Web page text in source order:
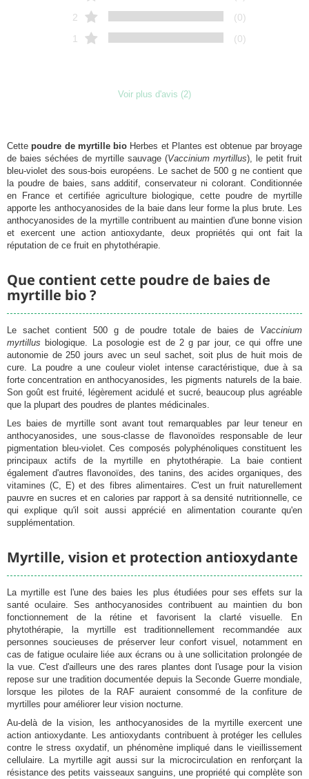
2
(0)
1
(0)
Voir plus d'avis (2)
Chargement
Cettepoudre de myrtille bio Herbes et Plantes est obtenue par broyage
de baies séchées de myrtille sauvage (Vaccinium myrtillus), le petit fruit
bleu-violet des sous-bois européens. Le sachet de 500 g ne contient que
la poudre de baies, sans additif, conservateur ni colorant. Conditionnée
en France et certifiée agriculture biologique, cette poudre de myrtille
apporte les anthocyanosides de la baie dans leur forme la plus brute. Les
anthocyanosides de la myrtille contribuent au maintien d'une bonne vision
et exercent une action antioxydante, deux propriétés qui ont fait la
réputation de ce fruit en phytothérapie.
Que contient cette poudre de baies de
myrtille bio ?
Le sachet contient 500 g de poudre totale de baies de Vaccinium
myrtillus biologique. La posologie est de 2 g par jour, ce qui offre une
autonomie de 250 jours avec un seul sachet, soit plus de huit mois de
cure. La poudre a une couleur violet intense caractéristique, due à sa
forte concentration en anthocyanosides, les pigments naturels de la baie.
Son goût est fruité, légèrement acidulé et sucré, beaucoup plus agréable
que la plupart des poudres de plantes médicinales.
Les baies de myrtille sont avant tout remarquables par leur teneur en
anthocyanosides, une sous-classe de flavonoïdes responsable de leur
pigmentation bleu-violet. Ces composés polyphénoliques constituent les
principaux actifs de la myrtille en phytothérapie. La baie contient
également d'autres flavonoïdes, des tanins, des acides organiques, des
vitamines (C, E) et des fibres alimentaires. C'est un fruit naturellement
pauvre en sucres et en calories par rapport à sa densité nutritionnelle, ce
qui explique qu'il soit aussi apprécié en alimentation courante qu'en
supplémentation.
Myrtille, vision et protection antioxydante
La myrtille est l'une des baies les plus étudiées pour ses effets sur la
santé oculaire. Ses anthocyanosides contribuent au maintien du bon
fonctionnement de la rétine et favorisent la clarté visuelle. En
phytothérapie, la myrtille est traditionnellement recommandée aux
personnes soucieuses de préserver leur confort visuel, notamment en
cas de fatigue oculaire liée aux écrans ou à une sollicitation prolongée de
la vue. C'est d'ailleurs une des rares plantes dont l'usage pour la vision
repose sur une tradition documentée depuis la Seconde Guerre mondiale,
lorsque les pilotes de la RAF auraient consommé de la confiture de
myrtilles pour améliorer leur vision nocturne.
Au-delà de la vision, les anthocyanosides de la myrtille exercent une
action antioxydante. Les antioxydants contribuent à protéger les cellules
contre le stress oxydatif, un phénomène impliqué dans le vieillissement
cellulaire. La myrtille agit aussi sur la microcirculation en renforçant la
résistance des petits vaisseaux sanguins, une propriété qui complète son